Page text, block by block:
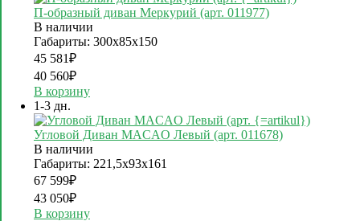
П-образный диван Меркурий (арт. 011977)
В наличии
Габариты: 300х85х150
45 581₽
40 560₽
В корзину
1-3 дн.
Угловой Диван MACAO Левый (арт. 011678)
В наличии
Габариты: 221,5х93х161
67 599₽
43 050₽
В корзину